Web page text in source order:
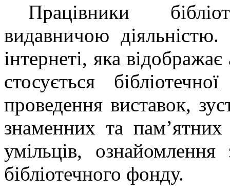
Працівники
видавничою діяльністю.
інтернеті, яка
стосується
проведення виставок,
знаменних та
умільців,
бібліотечного фонду.